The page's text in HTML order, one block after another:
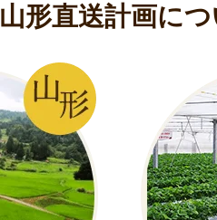
山形直送計画に